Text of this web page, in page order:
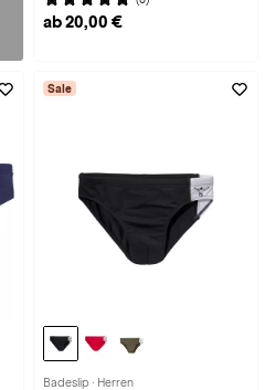
ab 20,00 €
Sale
Badeslip · Herren